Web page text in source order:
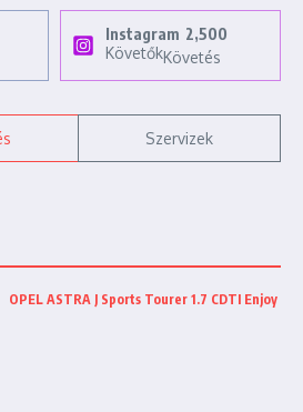
Instagram 2,500
KövetőkKövetés
Szervizek
OPEL ASTRA J Sports Tourer 1.7 CDTI Enjoy